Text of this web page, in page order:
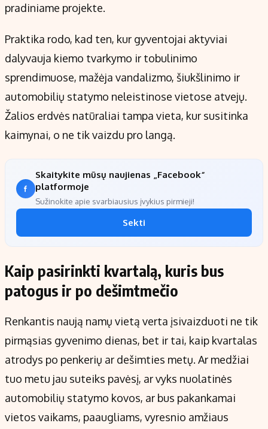
pradiniame projekte.
Praktika rodo, kad ten, kur gyventojai aktyviai
dalyvauja kiemo tvarkymo ir tobulinimo
sprendimuose, mažėja vandalizmo, šiukšlinimo ir
automobilių statymo neleistinose vietose atvejų.
Žalios erdvės natūraliai tampa vieta, kur susitinka
kaimynai, o ne tik vaizdu pro langą.
Skaitykite mūsų naujienas „Facebook“
platformoje
Sužinokite apie svarbiausius įvykius pirmieji!
Sekti
Kaip pasirinkti kvartalą, kuris bus
patogus ir po dešimtmečio
Renkantis naują namų vietą verta įsivaizduoti ne tik
pirmąsias gyvenimo dienas, bet ir tai, kaip kvartalas
atrodys po penkerių ar dešimties metų. Ar medžiai
tuo metu jau suteiks pavėsį, ar vyks nuolatinės
automobilių statymo kovos, ar bus pakankamai
vietos vaikams, paaugliams, vyresnio amžiaus